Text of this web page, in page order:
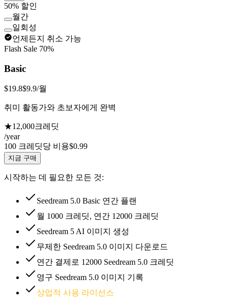
50% 할인
월간
일회성
언제든지 취소 가능
Flash Sale 70%
Basic
$19.8$9.9/월
취미 활동가와 초보자에게 완벽
★12,000크레딧
/year
100 크레딧당 비용$0.99
지금 구매
시작하는 데 필요한 모든 것:
Seedream 5.0 Basic 연간 플랜
월 1000 크레딧, 연간 12000 크레딧
Seedream 5 AI 이미지 생성
무제한 Seedream 5.0 이미지 다운로드
연간 결제로 12000 Seedream 5.0 크레딧
영구 Seedream 5.0 이미지 기록
상업적 사용 라이선스